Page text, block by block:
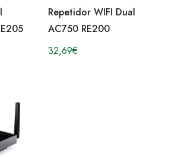
Repetidor WIFI Dual
AC750 RE200
32,69€